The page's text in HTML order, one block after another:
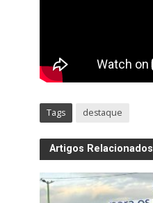
Tags destaque
Artigos Relacionados